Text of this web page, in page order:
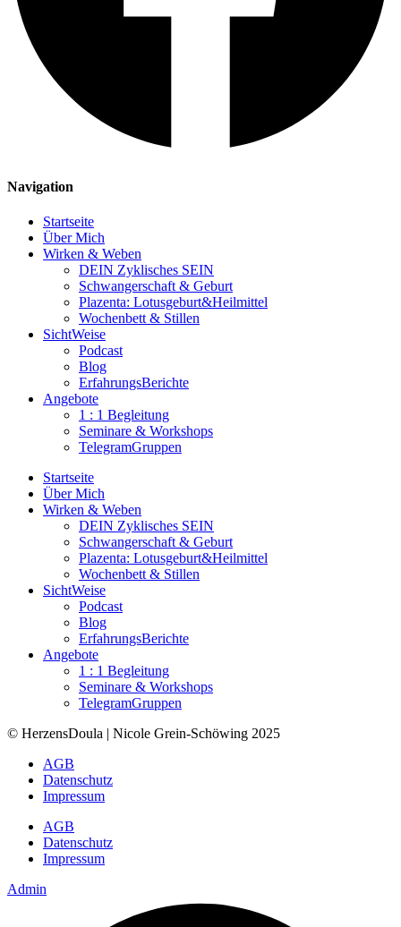
Navigation
Startseite
Über Mich
Wirken & Weben
DEIN Zyklisches SEIN
Schwangerschaft & Geburt
Plazenta: Lotusgeburt&Heilmittel
Wochenbett & Stillen
SichtWeise
Podcast
Blog
ErfahrungsBerichte
Angebote
1 : 1 Begleitung
Seminare & Workshops
TelegramGruppen
Startseite
Über Mich
Wirken & Weben
DEIN Zyklisches SEIN
Schwangerschaft & Geburt
Plazenta: Lotusgeburt&Heilmittel
Wochenbett & Stillen
SichtWeise
Podcast
Blog
ErfahrungsBerichte
Angebote
1 : 1 Begleitung
Seminare & Workshops
TelegramGruppen
© HerzensDoula | Nicole Grein-Schöwing 2025
AGB
Datenschutz
Impressum
AGB
Datenschutz
Impressum
Admin